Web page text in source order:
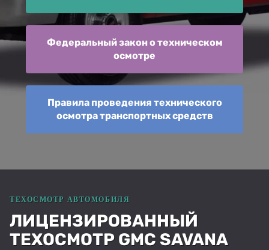
Федеральный закон о техническом
осмотре
Правила проведения технического
осмотра транспортных средств
ЛИЦЕНЗИРОВАННЫЙ
ТЕХОСМОТР GMC SAVANA